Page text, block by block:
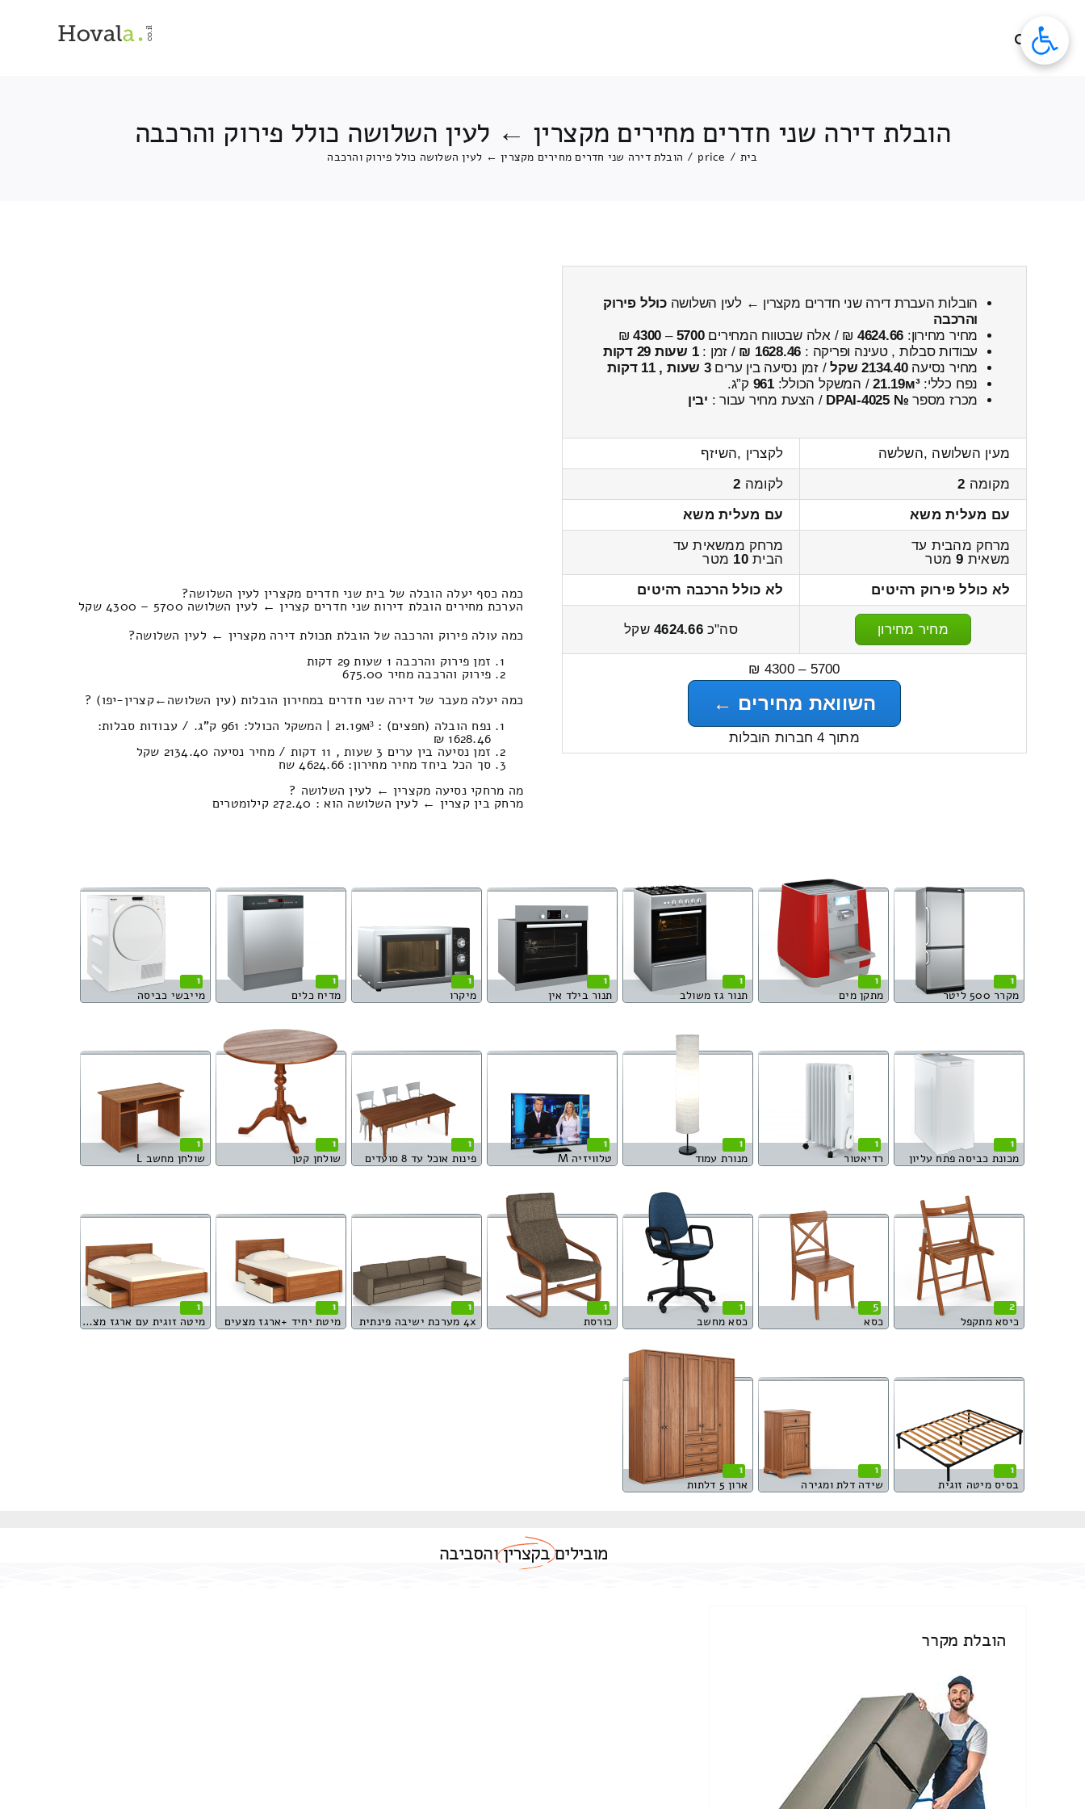
הובלת דירה שני חדרים מחירים מקצרין ← לעין השלושה כולל פירוק והרכבה
בית /
price
/ הובלת דירה שני חדרים מחירים מקצרין ← לעין השלושה כולל פירוק והרכבה
הובלות העברת דירה שני חדרים מקצרין ← לעין השלושהכולל פירוק
והרכבה
מחיר מחירון: 4624.66 ₪ / אלה שבטווח המחירים5700
–
4300
₪
עבודות סבלות , טעינה ופריקה : 1628.46 ₪ / זמן :1 שעות 29 דקות
מחיר נסיעה2134.40 שקל / זמן נסיעה בין ערים3 שעות , 11 דקות
נפח כללי:21.19м³/ המשקל הכולל:961 ק”ג.
מכרז מספר № DPAI-4025 / הצעת מחיר עבור : יבין
מעין השלושה ,השלשה
לקצרין ,השיזף
מקומה 2 לקומה 2
עם מעלית משא
עם מעלית משא
מרחק מהבית עד
משאית 9מטר
מרחק ממשאית עד
הבית10 מטר
לא כולל פירוק רהיטים
לא כולל הרכבה רהיטים
מחיר מחירון סה"כ4624.66שקל
5700 – 4300 ₪
השוואת מחירים ←
מתוך 4 חברות הובלות
כמה כסף יעלה הובלה של בית שני חדרים מקצרין לעין השלושה?
הערכת מחירים הובלת דירות שני חדרים קצרין ← לעין השלושה 5700 – 4300 שקל
כמה עולה פירוק והרכבה של הובלת תכולת דירה מקצרין ← לעין השלושה?
זמן פירוק והרכבה 1 שעות 29 דקות
פירוק והרכבה מחיר 675.00
כמה יעלה מעבר של דירה שני חדרים במחירון הובלות (עין השלושה‎←‏קצרין-יפו) ?
נפח הובלה (חפצים) : 21.19м³ | המשקל הכולל: 961 ק”ג. / עבודות סבלות:
1628.46 ₪
זמן נסיעה בין ערים 3 שעות , 11 דקות / מחיר נסיעה 2134.40 שקל
סך הכל ביחד מחיר מחירון: 4624.66 שח
מה מרחקי נסיעה מקצרין ← לעין השלושה ?
מרחק בין קצרין ← לעין השלושה הוא : 272.40 קילומטרים
1
מקרר 500 ליטר
1
מתקן מים
1
תנור גז משולב
1
תנור בילד אין
1
מיקרו
1
מדיח כלים
1
מייבשי כביסה
1
מכונת כביסה פתח עליון
1
רדיאטור
1
מנורת עמוד
1
טלוויזיה M
1
פינות אוכל עד 8 סועדים
1
שולחן קטן
1
שולחן מחשב L
2
כיסא מתקפל
5
כסא
1
כסא מחשב
1
כורסת
1
4x מערכת ישיבה פינתית
1
מיטת יחיד +ארגז מצעים
1
מיטה זוגית עם ארגז מצעים
1
בסיס מיטה זוגית
1
שידה דלת ומגירה
1
ארון 5 דלתות
מוביליםבקצריןוהסביבה
הובלת מקרר